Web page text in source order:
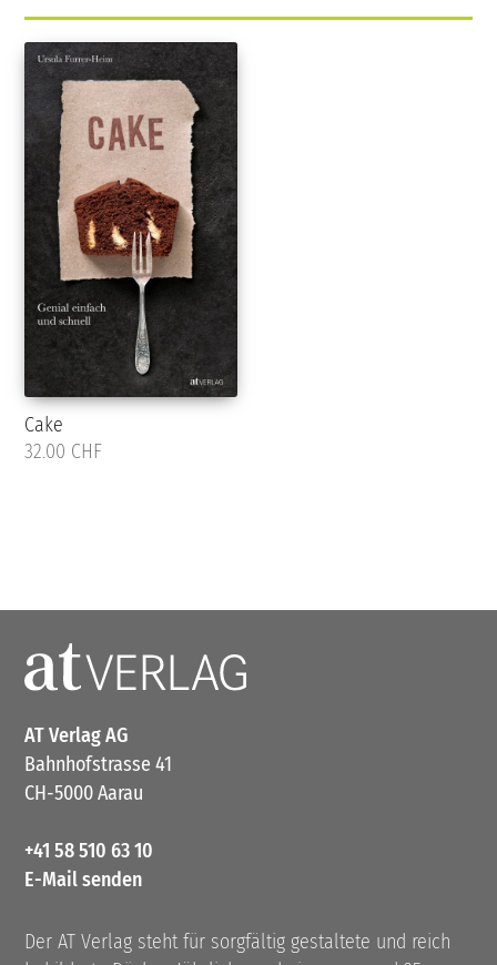
Cake
32.00 CHF
AT Verlag AG
Bahnhofstrasse 41
CH-5000 Aarau
+41 58 510 63 10
E-Mail senden
Der AT Verlag steht für sorgfältig gestaltete und reich